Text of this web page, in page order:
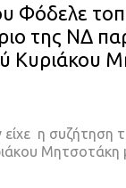
Φόδελε
της ΝΔ
Κυριάκου
η συζήτηση
Μητσοτάκη